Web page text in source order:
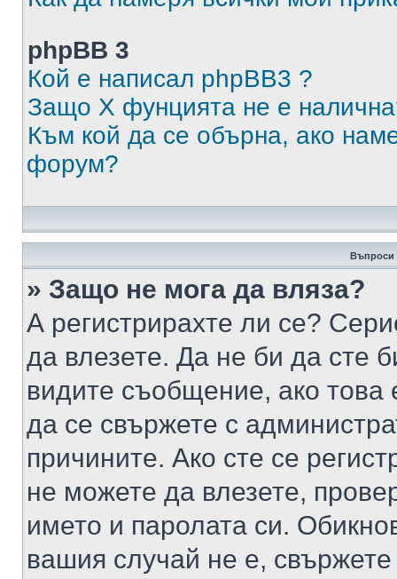
phpBB 3
Кой е написал phpBB3 ?
Защо X фунцията не е
Към кой да се обърна, ако
форум?
Въпроси
» Защо не мога да вляза?
А регистрирахте ли се?
да влезете. Да не би да сте
видите съобщение, ако това
да се свържете с
причините. Ако сте се
не можете да влезете,
името и паролата си.
вашия случай не е,